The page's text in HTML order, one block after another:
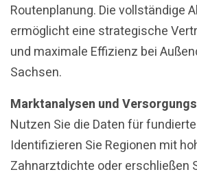
Routenplanung. Die vollständige
ermöglicht eine strategische
und maximale Effizienz bei
Sachsen.
Marktanalysen und
Nutzen Sie die Daten für
Identifizieren Sie Regionen mit
Zahnarztdichte oder erschließen